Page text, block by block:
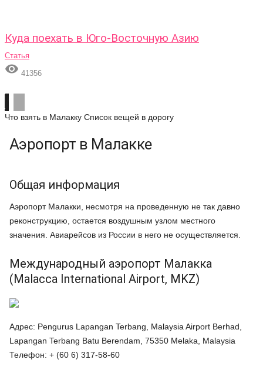
Куда поехать в Юго-Восточную Азию
Статья
 41356
Что взять в Малакку Список вещей в дорогу
Аэропорт в Малакке
Общая информация
Аэропорт Малакки, несмотря на проведенную не так давно
реконструкцию, остается воздушным узлом местного
значения. Авиарейсов из России в него не осуществляется.
Международный аэропорт Малакка
(Malacca International Airport, MKZ)
Адрес: Pengurus Lapangan Terbang, Malaysia Airport Berhad,
Lapangan Terbang Batu Berendam, 75350 Melaka, Malaysia
Телефон: + (60 6) 317-58-60